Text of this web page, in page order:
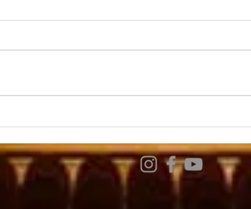
演奏動画〜Et incarnatus
est モーツァルト《ミサ ハ
短調 K.427》より